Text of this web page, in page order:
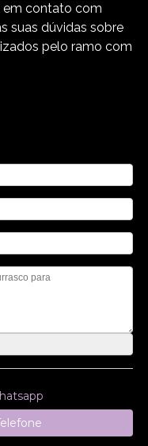
em contato com
suas dúvidas sobre
pelo ramo com